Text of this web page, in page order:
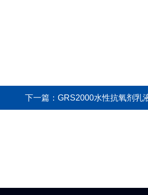
下一篇： GRS2000水性抗氧剂乳